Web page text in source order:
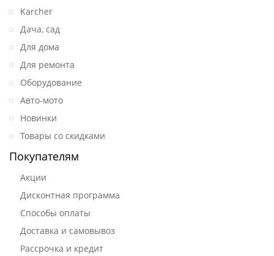
Karcher
Дача, сад
Для дома
Для ремонта
Оборудование
Авто-мото
Новинки
Товары со скидками
Покупателям
Акции
Дисконтная программа
Способы оплаты
Доставка и самовывоз
Рассрочка и кредит